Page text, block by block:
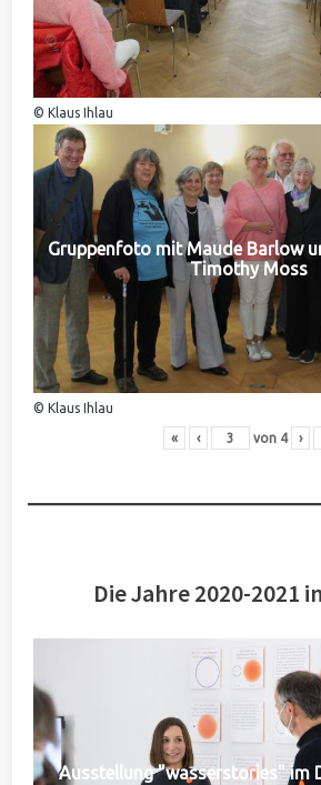
© Klaus Ihlau
Gruppenfoto mit Maude Barlow
Timothy Moss
© Klaus Ihlau
« ‹ von 4 ›
Die Jahre 2020-2021
Ausstellung "wasserstories" im